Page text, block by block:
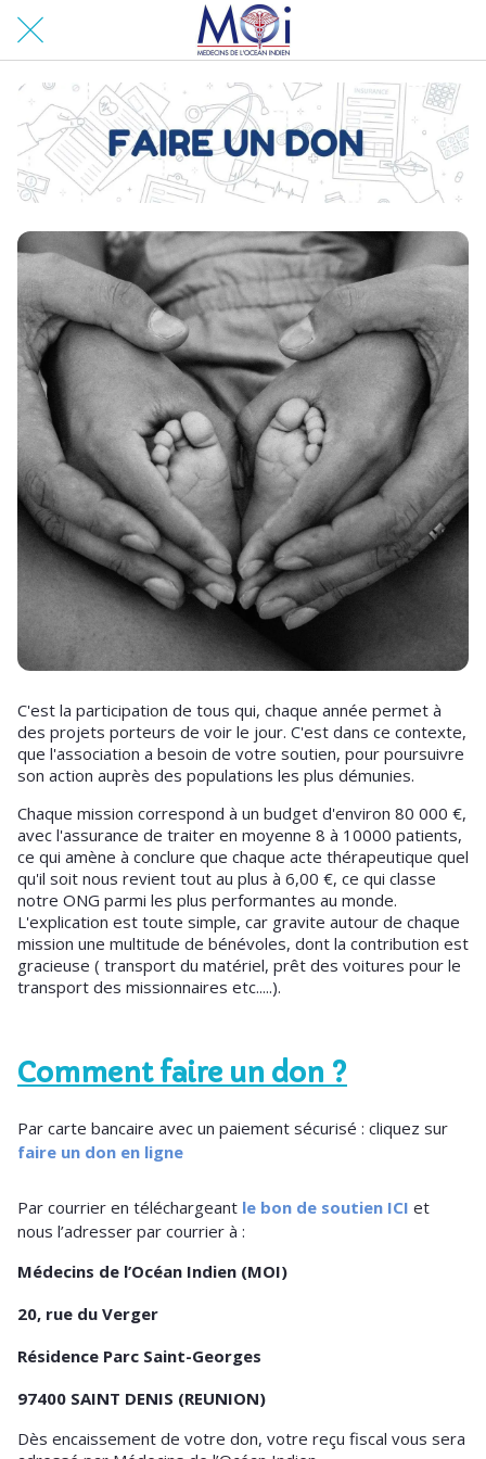
C'est la participation de tous qui, chaque année permet à
des projets porteurs de voir le jour. C'est dans ce contexte,
que l'association a besoin de votre soutien, pour poursuivre
son action auprès des populations les plus démunies.
Chaque mission correspond à un budget d'environ 80 000 €,
avec l'assurance de traiter en moyenne 8 à 10000 patients,
ce qui amène à conclure que chaque acte thérapeutique quel
qu'il soit nous revient tout au plus à 6,00 €, ce qui classe
notre ONG parmi les plus performantes au monde.
L'explication est toute simple, car gravite autour de chaque
mission une multitude de bénévoles, dont la contribution est
gracieuse ( transport du matériel, prêt des voitures pour le
transport des missionnaires etc.....).
Comment faire un don ?
Par carte bancaire avec un paiement sécurisé : cliquez sur
faire un don en ligne
Par courrier en téléchargeant le bon de soutien ICI et
nous l’adresser par courrier à :
Médecins de l’Océan Indien (MOI)
20, rue du Verger
Résidence Parc Saint-Georges
97400 SAINT DENIS (REUNION)
Dès encaissement de votre don, votre reçu fiscal vous sera